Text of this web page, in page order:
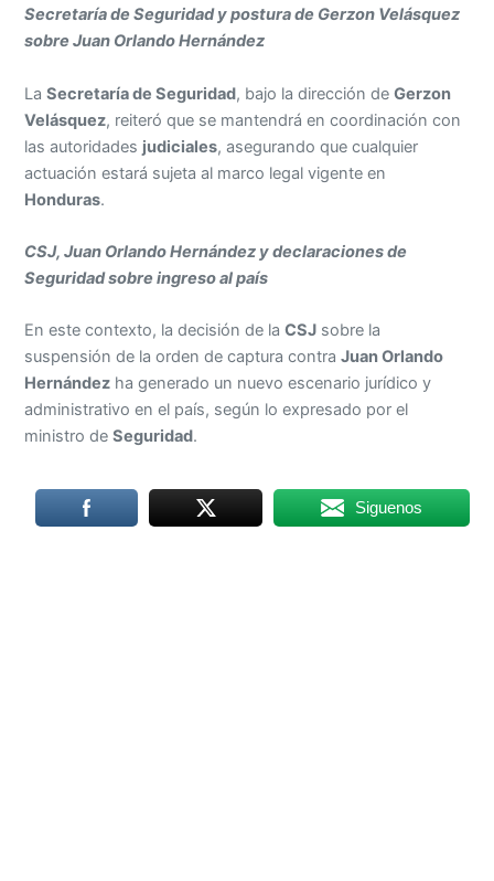
Secretaría de Seguridad y postura de Gerzon Velásquez
sobre Juan Orlando Hernández
LaSecretaría de Seguridad, bajo la dirección deGerzon
Velásquez, reiteró que se mantendrá en coordinación con
las autoridades judiciales, asegurando que cualquier
actuación estará sujeta al marco legal vigente en
Honduras.
CSJ, Juan Orlando Hernández y declaraciones de
Seguridad sobre ingreso al país
En este contexto, la decisión de laCSJ sobre la
suspensión de la orden de captura contraJuan Orlando
Hernández ha generado un nuevo escenario jurídico y
administrativo en el país, según lo expresado por el
ministro deSeguridad.
Siguenos